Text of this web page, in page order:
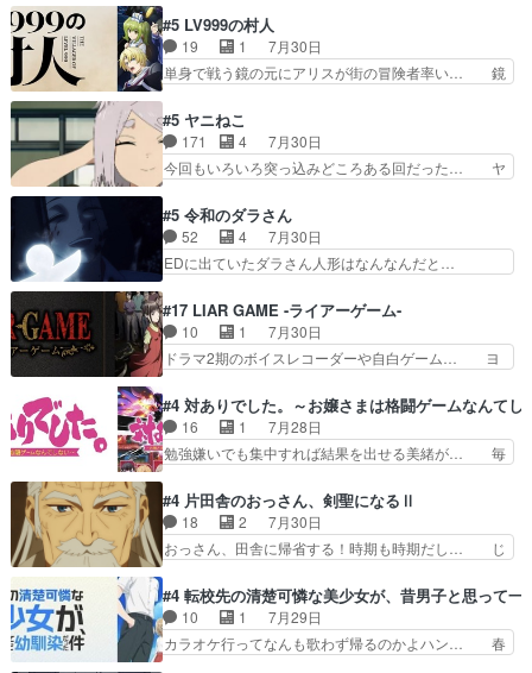
てコミティアっていいなあ。同… コミティア参加
のしおりを徹夜で作る先生(… お母さん、娘にあ
んな漫画描かれたら泣いち…
歳まで童貞だと魔法使いになれるという… こっち
の諏訪の三大将もまたクセが強いw色… 頼重が完
全にブレーンだよね毎回敵キャラが… 弧次郎「欲
を我慢して強くなれるなら大飯食… 変化球な演出
ていただきました！最終的に… この高らかなDT
宣言、合田一人に通じるも… この作品は近年稀に
見るおっさんキャラの充…
#5 LV999の村人
19 1
7月30日
単身で戦う鏡の元にアリスが街の冒険者率い… 鏡
なががんばってくれたアリスの父ちゃん… 成長限
界が999である村人と定めた上位存… 大規模バト
ルシーンなのに会話してばっかり… やっぱり勇者
より強かったか笑統率力LV9… 普通の人間の親子
組みか‥Lv200帯の… そのために役割を超越する
者の出現させるた… アリスのお陰で他の勇者達も
共闘してくれ魔…
#5 ヤニねこ
171 4
7月30日
今回もいろいろ突っ込みどころある回だった… ヤ
ちゃんの恋愛話をしたり、タバコを生産… ここう
っすら思ったことズバリ言ってくれて… おかし
い、さわやかだ 世話好きの陰に支配… ヤクねこ
のクワガタ取りの話見て切なくなっ… 普段は選別
れww唐突な作画力の正… なんか今日はかなり一
瞬で終わっちまったっ… 先週と比べてまだまとも
に見えた。4話は過…
#5 令和のダラさん
52 4
7月30日
EDに出ていたダラさん人形はなんなんだと…
惨な過去がきっちり現代に継承されている… ダラ
さんと姉弟の母との出会いの話やはりダ… ダラさ
んの過去話も佳境…げに恐ろしいは人… 第５話感
想：２人の過剰な貢ぎ物?の礼とし… 第５話感
系列が4話と入れ替わってるのね… こんなデカイ
のどうやって運ぶんだよ！？姉… ダラさん、人型
形態にもなれるんか!?w髪…
#17 LIAR GAME -ライアーゲーム-
10 1
7月30日
ドラマ2期のボイスレコーダーや自白ゲーム… ヨ
国の奴らも馬鹿が多いが、夜の国も同じ… ご視聴
ありがとうございました来週もよろし… 握った◯
治郎（中の人的に）仲間であるプレ… ヨコヤの頭
の回転の速さと人間の心理を利用… 夜の国のヨコ
で夜の国の独裁支配を強化、… やはりヨコヤいい
ですね。昼の国が勝てる流… 役で出演いたしまし
た。次回も緊張が止まり…
#4 対ありでした。～お嬢さまは格闘ゲームなんてし
16 1
7月28日
勉強嫌いでも集中すれば結果を出せる美緒が… 毎
なゲームも相手が強すぎるとやる気無く… テー
マ：テスト勉強と大会感想は、美緒がテ… すげー
ーーーーーーーー良い……。女性声優… 深夜の格
ゲー対戦よりテストの方がよっぽど… 真剣に授業
ストに向けて勉強会！美緒ちゃ… 受験勉強と戦闘
の2択なら戦闘を選ぶ娘w美… 勉強嫌いでバトル
を選ぶって、ひぐらしの沙…
#4 片田舎のおっさん、剣聖になるⅡ
18 2
7月30日
おっさん、田舎に帰省する！時期も時期だし… じ
れない爺さんには夢が詰まってると思う… クル
ニ、ヘンブリッツ、ミュイと一緒におっ… 帰省、
お供ヒロインはクルニ。順番的には確… 父親から
手紙が来た。サーベルボアの退治の… ここでヘン
#4 転校先の清楚可憐な美少女が、昔男子と思って一
10 1
7月29日
カラオケ行ってなんも歌わず帰るのかよハン… 春